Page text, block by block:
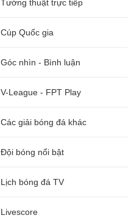
Tường thuật trực tiếp
Cúp Quốc gia
Góc nhìn - Bình luận
V-League - FPT Play
Các giải bóng đá khác
Đội bóng nổi bật
Lịch bóng đá TV
Livescore